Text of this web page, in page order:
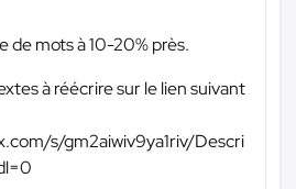
de mots à 10-20% près.
à réécrire sur le lien suivant
s/gm2aiwiv9ya1riv/Descri